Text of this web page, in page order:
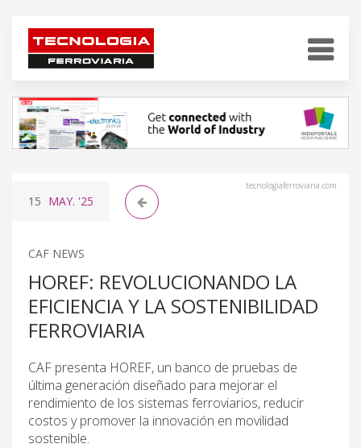
tecnologiaferroviaria.com
15 MAY. '25
CAF NEWS
HOREF: REVOLUCIONANDO LA
EFICIENCIA Y LA SOSTENIBILIDAD
FERROVIARIA
CAF presenta HOREF, un banco de pruebas de
última generación diseñado para mejorar el
rendimiento de los sistemas ferroviarios, reducir
costos y promover la innovación en movilidad
sostenible.